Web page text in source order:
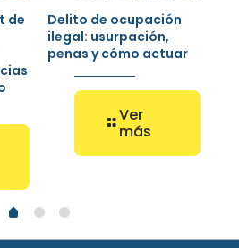
de
Delito de ocupación
ilegal: usurpación,
penas y cómo actuar
Ver
más